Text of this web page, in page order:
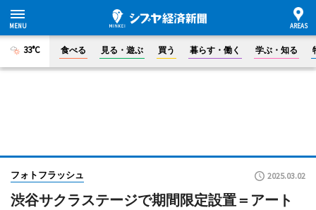
33°C 食べる 見る・遊ぶ 買う 暮らす・働く 学ぶ・知る
フォトフラッシュ 2025.03.02
渋谷サクラステージで期間限定設置＝アート